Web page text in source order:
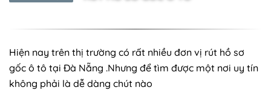
Hiện nay trên thị trường có rất nhiều đơn vị rút hồ sơ
gốc ô tô tại Đà Nẵng .Nhưng để tìm được một nơi uy tín
không phải là dễ dàng chút nào